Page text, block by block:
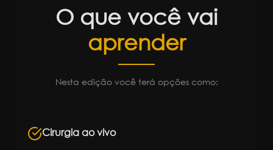
O que você vai
aprender
Nesta edição você terá opções como:
Cirurgia ao vivo